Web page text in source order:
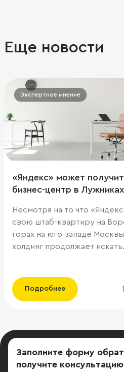
Еще новости
Экспертное мнение
«Яндекс» может
бизнес-центр в Лужниках
Несмотря на то что
свою штаб-квартиру на
горах на юго-западе
холдинг продолжает искать
«Инград» Романа Авдеева о
рядом со стадионом
300 тыс. кв. м офисов. Вслед
передачей части своих
жилых комплексов в
Подробнее
Заполните форму
получите консультацию